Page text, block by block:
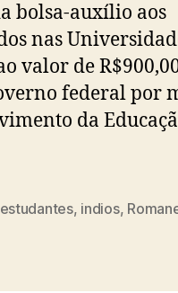
bolsa-auxílio aos
nas
valor de
federal por
da
estudantes, indios,